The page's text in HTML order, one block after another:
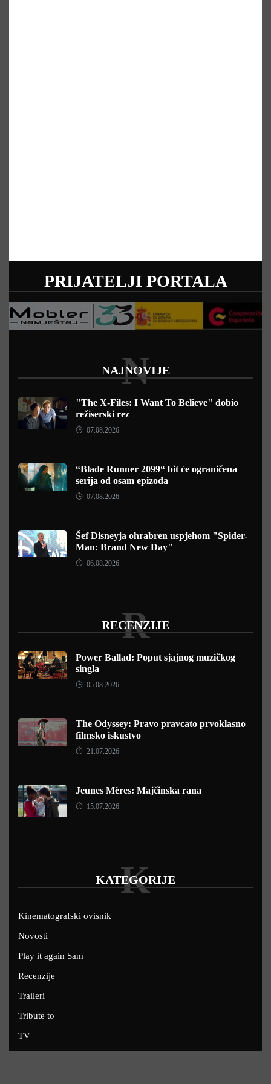
PRIJATELJI PORTALA
NAJNOVIJE
N
"The X-Files: I Want To Believe" dobio
režiserski rez
07.08.2026.
“Blade Runner 2099“ bit će ograničena
serija od osam epizoda
07.08.2026.
Šef Disneyja ohrabren uspjehom "Spider-
Man: Brand New Day"
06.08.2026.
RECENZIJE
R
Power Ballad: Poput sjajnog muzičkog
singla
05.08.2026.
The Odyssey: Pravo pravcato prvoklasno
filmsko iskustvo
21.07.2026.
Jeunes Mères: Majčinska rana
15.07.2026.
KATEGORIJE
K
Kinematografski ovisnik
Novosti
Play it again Sam
Recenzije
Traileri
Tribute to
TV